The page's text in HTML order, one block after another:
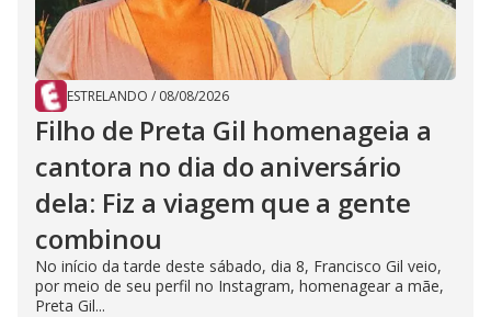
ESTRELANDO / 08/08/2026
Filho de Preta Gil homenageia a
cantora no dia do aniversário
dela: Fiz a viagem que a gente
combinou
No início da tarde deste sábado, dia 8, Francisco Gil veio,
por meio de seu perfil no Instagram, homenagear a mãe,
Preta Gil...